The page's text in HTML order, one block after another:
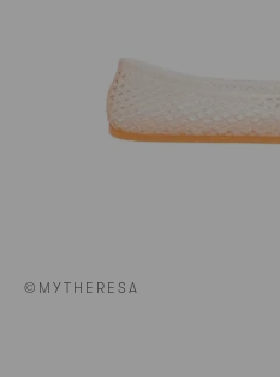
©MYTHERESA